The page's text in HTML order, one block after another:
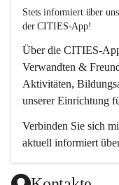
Stets informiert über
der CITIES-App!
Über die CITIES-
Verwandten &
Aktivitäten,
unserer Einrichtung
Verbinden Sie sich
aktuell informiert